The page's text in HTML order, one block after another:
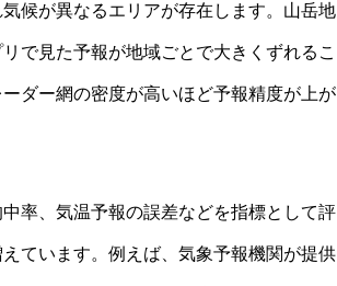
候が異なるエリアが存在します。山岳地
で見た予報が地域ごとで大きくずれるこ
ダー網の密度が高いほど予報精度が上が
率、気温予報の誤差などを指標として評
ています。例えば、気象予報機関が提供